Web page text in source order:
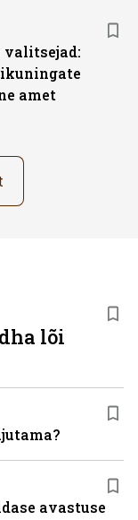
valitsejad:
amet
lõi
avastuse